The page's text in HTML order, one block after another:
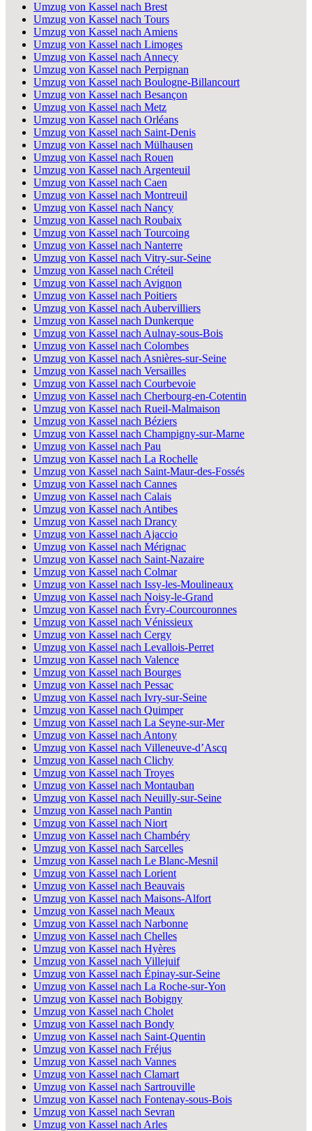
Umzug von Kassel nach Brest
Umzug von Kassel nach Tours
Umzug von Kassel nach Amiens
Umzug von Kassel nach Limoges
Umzug von Kassel nach Annecy
Umzug von Kassel nach Perpignan
Umzug von Kassel nach Boulogne-Billancourt
Umzug von Kassel nach Besançon
Umzug von Kassel nach Metz
Umzug von Kassel nach Orléans
Umzug von Kassel nach Saint-Denis
Umzug von Kassel nach Mülhausen
Umzug von Kassel nach Rouen
Umzug von Kassel nach Argenteuil
Umzug von Kassel nach Caen
Umzug von Kassel nach Montreuil
Umzug von Kassel nach Nancy
Umzug von Kassel nach Roubaix
Umzug von Kassel nach Tourcoing
Umzug von Kassel nach Nanterre
Umzug von Kassel nach Vitry-sur-Seine
Umzug von Kassel nach Créteil
Umzug von Kassel nach Avignon
Umzug von Kassel nach Poitiers
Umzug von Kassel nach Aubervilliers
Umzug von Kassel nach Dunkerque
Umzug von Kassel nach Aulnay-sous-Bois
Umzug von Kassel nach Colombes
Umzug von Kassel nach Asnières-sur-Seine
Umzug von Kassel nach Versailles
Umzug von Kassel nach Courbevoie
Umzug von Kassel nach Cherbourg-en-Cotentin
Umzug von Kassel nach Rueil-Malmaison
Umzug von Kassel nach Béziers
Umzug von Kassel nach Champigny-sur-Marne
Umzug von Kassel nach Pau
Umzug von Kassel nach La Rochelle
Umzug von Kassel nach Saint-Maur-des-Fossés
Umzug von Kassel nach Cannes
Umzug von Kassel nach Calais
Umzug von Kassel nach Antibes
Umzug von Kassel nach Drancy
Umzug von Kassel nach Ajaccio
Umzug von Kassel nach Mérignac
Umzug von Kassel nach Saint-Nazaire
Umzug von Kassel nach Colmar
Umzug von Kassel nach Issy-les-Moulineaux
Umzug von Kassel nach Noisy-le-Grand
Umzug von Kassel nach Évry-Courcouronnes
Umzug von Kassel nach Vénissieux
Umzug von Kassel nach Cergy
Umzug von Kassel nach Levallois-Perret
Umzug von Kassel nach Valence
Umzug von Kassel nach Bourges
Umzug von Kassel nach Pessac
Umzug von Kassel nach Ivry-sur-Seine
Umzug von Kassel nach Quimper
Umzug von Kassel nach La Seyne-sur-Mer
Umzug von Kassel nach Antony
Umzug von Kassel nach Villeneuve-d’Ascq
Umzug von Kassel nach Clichy
Umzug von Kassel nach Troyes
Umzug von Kassel nach Montauban
Umzug von Kassel nach Neuilly-sur-Seine
Umzug von Kassel nach Pantin
Umzug von Kassel nach Niort
Umzug von Kassel nach Chambéry
Umzug von Kassel nach Sarcelles
Umzug von Kassel nach Le Blanc-Mesnil
Umzug von Kassel nach Lorient
Umzug von Kassel nach Beauvais
Umzug von Kassel nach Maisons-Alfort
Umzug von Kassel nach Meaux
Umzug von Kassel nach Narbonne
Umzug von Kassel nach Chelles
Umzug von Kassel nach Hyères
Umzug von Kassel nach Villejuif
Umzug von Kassel nach Épinay-sur-Seine
Umzug von Kassel nach La Roche-sur-Yon
Umzug von Kassel nach Bobigny
Umzug von Kassel nach Cholet
Umzug von Kassel nach Bondy
Umzug von Kassel nach Saint-Quentin
Umzug von Kassel nach Fréjus
Umzug von Kassel nach Vannes
Umzug von Kassel nach Clamart
Umzug von Kassel nach Sartrouville
Umzug von Kassel nach Fontenay-sous-Bois
Umzug von Kassel nach Sevran
Umzug von Kassel nach Arles